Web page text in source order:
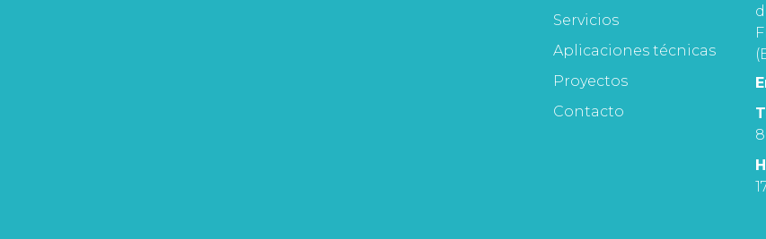
Servicios
Aplicaciones técnicas
Proyectos
Contacto